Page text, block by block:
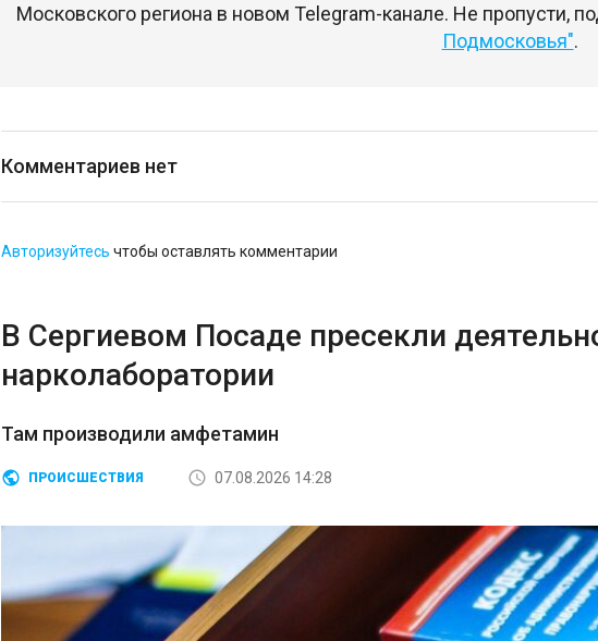
Московского региона в новом Telegram-канале. Не пропусти,
Подмосковья".
Комментариев нет
Авторизуйтесь чтобы оставлять комментарии
В Сергиевом Посаде пресекли
нарколаборатории
Там производили амфетамин
ПРОИСШЕСТВИЯ 07.08.2026 14:28